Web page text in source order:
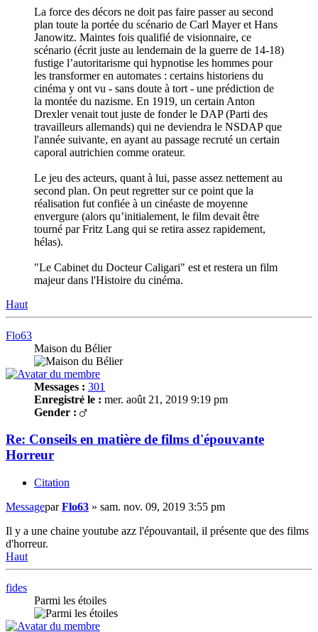
La force des décors ne doit pas faire passer au second
plan toute la portée du scénario de Carl Mayer et Hans
Janowitz. Maintes fois qualifié de visionnaire, ce
scénario (écrit juste au lendemain de la guerre de 14-18)
fustige l’autoritarisme qui hypnotise les hommes pour
les transformer en automates : certains historiens du
cinéma y ont vu - sans doute à tort - une prédiction de
la montée du nazisme. En 1919, un certain Anton
Drexler venait tout juste de fonder le DAP (Parti des
travailleurs allemands) qui ne deviendra le NSDAP que
l'année suivante, en ayant au passage recruté un certain
caporal autrichien comme orateur.
Le jeu des acteurs, quant à lui, passe assez nettement au
second plan. On peut regretter sur ce point que la
réalisation fut confiée à un cinéaste de moyenne
envergure (alors qu’initialement, le film devait être
tourné par Fritz Lang qui se retira assez rapidement,
hélas).
"Le Cabinet du Docteur Caligari" est et restera un film
majeur dans l'Histoire du cinéma.
Haut
Flo63
Maison du Bélier
Messages : 301
Enregistré le : mer. août 21, 2019 9:19 pm
Gender :
Re: Conseils en matière de films d'épouvante
Horreur
Citation
MessageparFlo63 » sam. nov. 09, 2019 3:55 pm
Il y a une chaine youtube azz l'épouvantail, il présente que des films
d'horreur.
Haut
fides
Parmi les étoiles